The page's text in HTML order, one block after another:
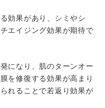
効果があり、シミやシ
エイジング効果が期待で
になり、肌のターンオー
を修復する効果が高まり
れることで若返り効果が